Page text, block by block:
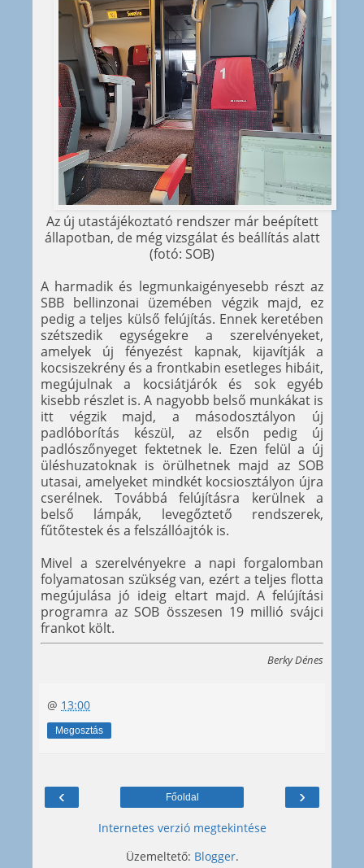
Az új utastájékoztató rendszer már beépített
állapotban, de még vizsgálat és beállítás alatt
(fotó: SOB)
A harmadik és legmunkaigényesebb részt az
SBB bellinzonai üzemében végzik majd, ez
pedig a teljes külső felújítás. Ennek keretében
szétszedik egységekre a szerelvényeket,
amelyek új fényezést kapnak, kijavítják a
kocsiszekrény és a frontkabin esetleges hibáit,
megújulnak a kocsiátjárók és sok egyéb
kisebb részlet is. A nagyobb belső munkákat is
itt végzik majd, a másodosztályon új
padlóborítás készül, az elsőn pedig új
padlószőnyeget fektetnek le. Ezen felül a új
üléshuzatoknak is örülhetnek majd az SOB
utasai, amelyeket mindkét kocsiosztályon újra
cserélnek. Továbbá felújításra kerülnek a
belső lámpák, levegőztető rendszerek,
fűtőtestek és a felszállóajtók is.
Mivel a szerelvényekre a napi forgalomban
folyamatosan szükség van, ezért a teljes flotta
megújulása jó ideig eltart majd. A felújítási
programra az SOB összesen 19 millió svájci
frankot költ.
Berky Dénes
@ 13:00
Megosztás
‹ ›
Főoldal
Internetes verzió megtekintése
Üzemeltető: Blogger.